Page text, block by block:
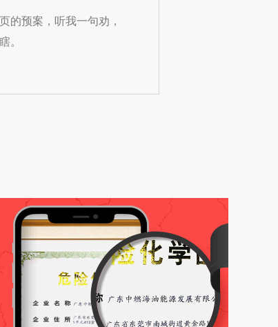
的预案，听我一句劝，
。